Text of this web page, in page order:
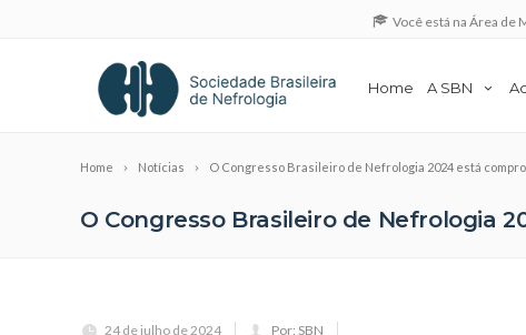
Você está na Área de
Home A SBN
Home Notícias O Congresso Brasileiro de Nefrologia 2024 está
O Congresso Brasileiro de Nefrologia
24 de julho de 2024 Por: SBN